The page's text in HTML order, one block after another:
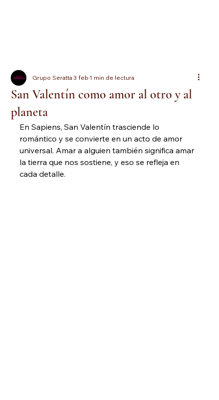
San Valentín como amor al otro y al
planeta
Grupo Seratta3 feb1 min de lectura
En Sapiens, San Valentín trasciende lo
romántico y se convierte en un acto de amor
universal. Amar a alguien también significa amar
la tierra que nos sostiene, y eso se refleja en
cada detalle.